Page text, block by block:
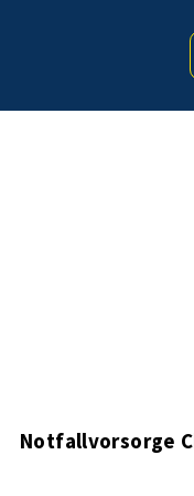
Notfallvorsorge